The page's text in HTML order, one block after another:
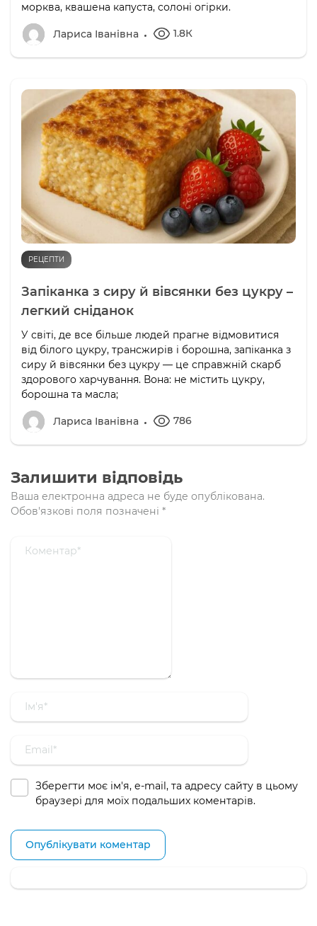
морква, квашена капуста, солоні огірки.
Лариса Іванівна 1.8К
РЕЦЕПТИ
Запіканка з сиру й вівсянки без цукру –
легкий сніданок
У світі, де все більше людей прагне відмовитися
від білого цукру, трансжирів і борошна, запіканка з
сиру й вівсянки без цукру — це справжній скарб
здорового харчування. Вона: не містить цукру,
борошна та масла;
Лариса Іванівна 786
Залишити відповідь
Ваша електронна адреса не буде опублікована.
Обов'язкові поля позначені *
Зберегти моє ім'я, e-mail, та адресу сайту в цьому
браузері для моїх подальших коментарів.